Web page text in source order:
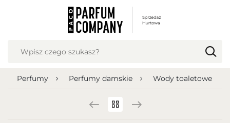
Perfumy Perfumy damskie Wody toaletowe
USTAWIENIA REGIONALNE
Język